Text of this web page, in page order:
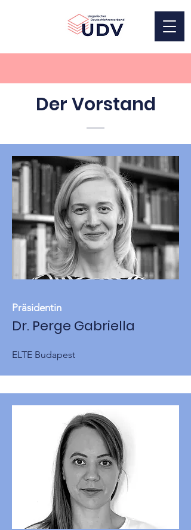
Der Vorstand
Präsidentin
Dr. Perge Gabriella
ELTE Budapest